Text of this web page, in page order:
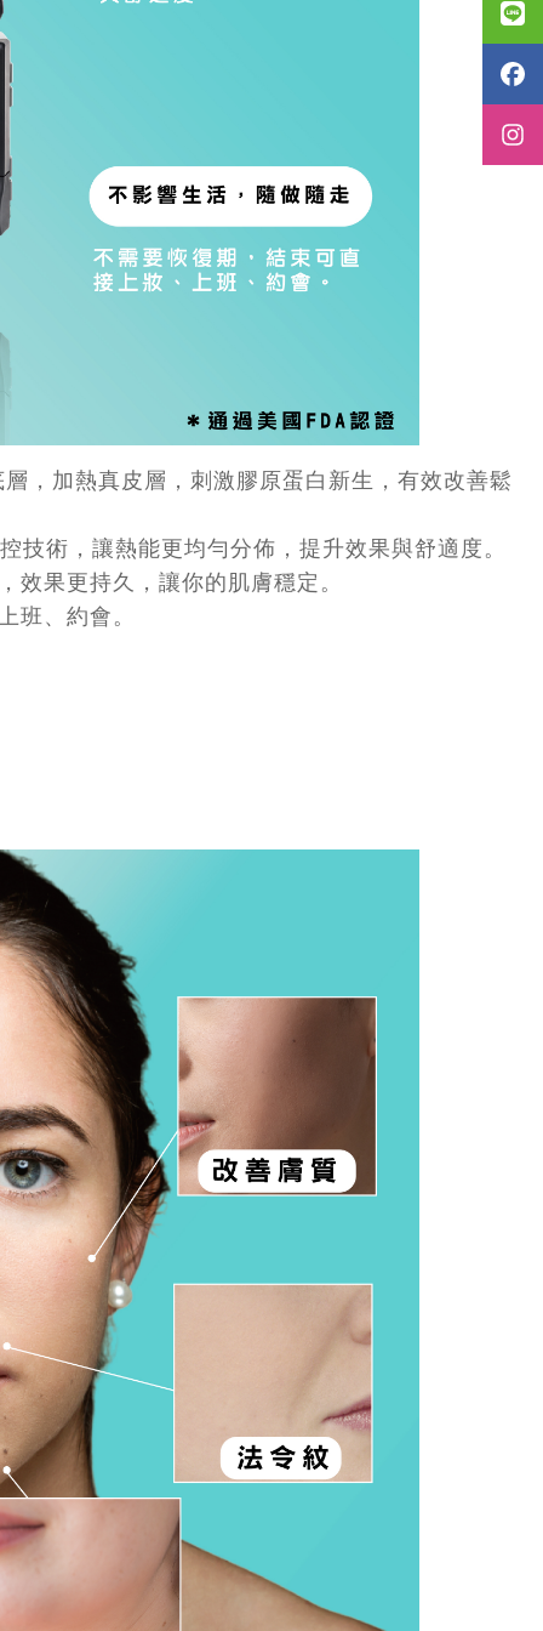
，加熱真皮層，刺激膠原蛋白新生，有效改善鬆
技術，讓熱能更均勻分佈，提升效果與舒適度。
效果更持久，讓你的肌膚穩定。
班、約會。